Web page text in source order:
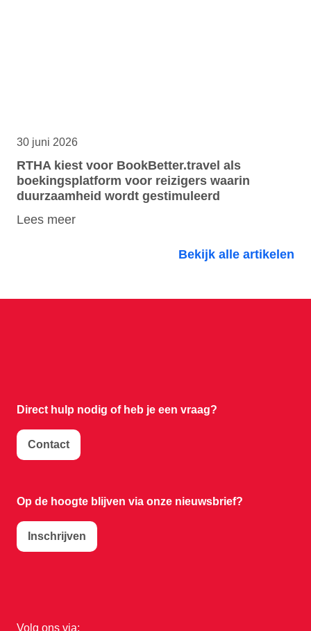
30 juni 2026
RTHA kiest voor BookBetter.travel als
boekingsplatform voor reizigers waarin
duurzaamheid wordt gestimuleerd
Lees meer
Bekijk alle artikelen
Direct hulp nodig ofheb je een vraag?
Contact
Op de hoogte blijven via onze nieuwsbrief?
Inschrijven
Volg ons via: